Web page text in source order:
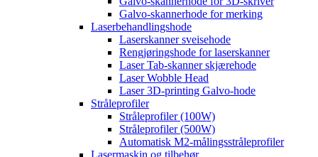
Galvo-skannerhode for merking
Laserbehandlingshode
Laserskanner sveisehode
Rengjøringshode for laserskanner
Laser Tab-skanner skjærehode
Laser Wobble Head
Laser 3D-printing Galvo-hode
Stråleprofiler
Stråleprofiler (100W)
Stråleprofiler (500W)
Automatisk M2-målingsstråleprofiler
Lasermaskin og tilbehør